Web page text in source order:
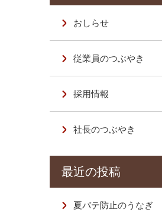
おしらせ
従業員のつぶやき
採用情報
社長のつぶやき
夏バテ防止のうなぎ